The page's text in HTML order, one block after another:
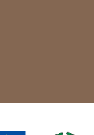
profile
YouTube profile
Twitter
Romagna